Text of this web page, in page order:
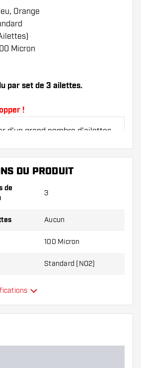
Orange
Micron
par set de 3 ailettes.
!
d'un grand nombre d'ailettes
un matériau ou une
des ailettes pour découvrir
DU PRODUIT
3
Aucun
100 Micron
Standard (NO2)